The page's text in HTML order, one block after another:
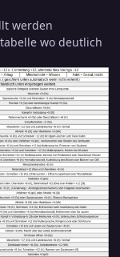
werden
wo deutlich